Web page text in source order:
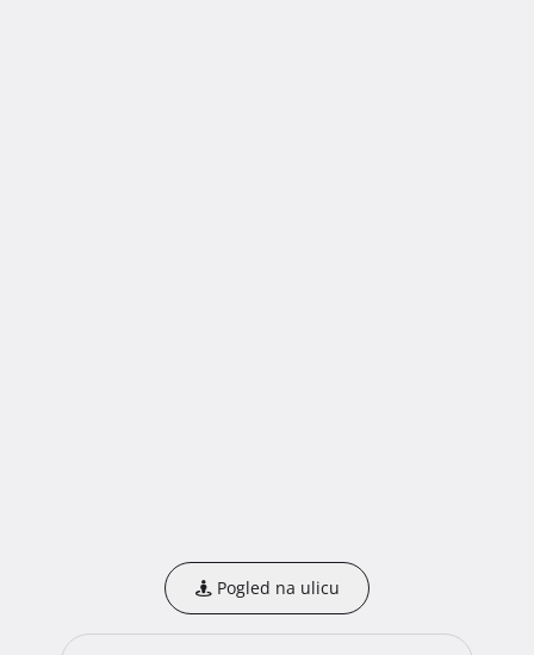
Pogled na ulicu